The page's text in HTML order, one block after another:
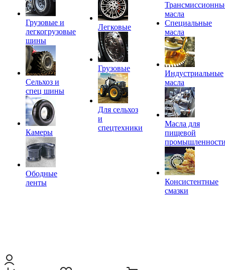
Грузовые и
легкогрузовые
шины
Сельхоз и
спец шины
Камеры
Ободные
ленты
Легковые
Грузовые
Для сельхоз
и
спецтехники
масла
Специальные
масла
Индустриальные
масла
Масла для
пищевой
Консистентные
смазки